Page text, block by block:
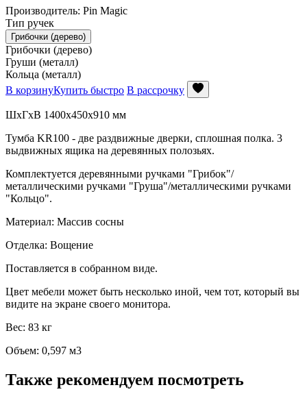
Производитель: Pin Magic
Тип ручек
Грибочки (дерево)
Грибочки (дерево)
Груши (металл)
Кольца (металл)
В корзинуКупить быстро В рассрочку
ШхГхВ 1400x450x910 мм
Тумба KR100 - две раздвижные дверки, сплошная полка. 3
выдвижных ящика на деревянных полозьях.
Комплектуется деревянными ручками "Грибок"/
металлическими ручками "Груша"/металлическими ручками
"Кольцо".
Материал: Массив сосны
Отделка: Вощение
Поставляется в собранном виде.
Цвет мебели может быть несколько иной, чем тот, который вы
видите на экране своего монитора.
Вес: 83 кг
Объем: 0,597 м3
Также рекомендуем посмотреть